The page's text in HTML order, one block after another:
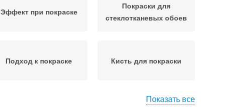
Эффект при покраске
Покраски для
стеклотканевых обоев
Подход к покраске Кисть для покраски
Показать все